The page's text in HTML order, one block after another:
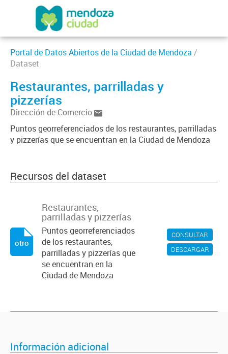
Portal de Datos Abiertos de la Ciudad de Mendoza /
Dataset
Restaurantes, parrilladas y
pizzerías
Dirección de Comercio
Puntos georreferenciados de los restaurantes, parrilladas
y pizzerías que se encuentran en la Ciudad de Mendoza
Recursos del dataset
CONSULTAR
DESCARGAR
Restaurantes,
parrilladas y pizzerías
Puntos georreferenciados
de los restaurantes,
parrilladas y pizzerías que
se encuentran en la
Ciudad de Mendoza
otro
Información adicional